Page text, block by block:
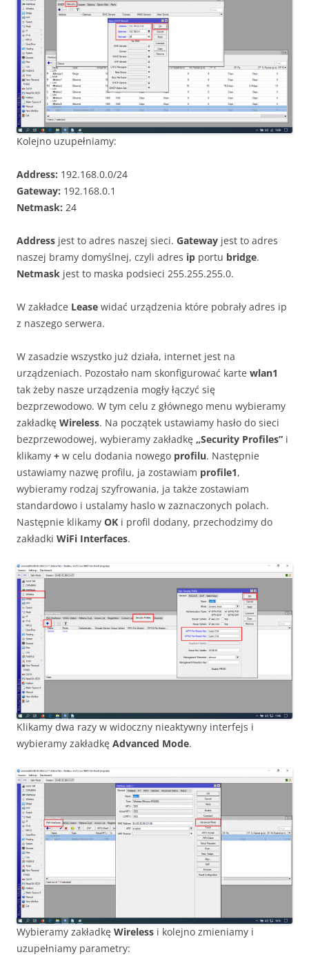
Kolejno uzupełniamy:
Address: 192.168.0.0/24
Gateway: 192.168.0.1
Netmask: 24
Address jest to adres naszej sieci. Gateway jest to adres
naszej bramy domyślnej, czyli adres ip portu bridge.
Netmask jest to maska podsieci 255.255.255.0.
W zakładce Lease widać urządzenia które pobrały adres ip
z naszego serwera.
W zasadzie wszystko już działa, internet jest na
urządzeniach. Pozostało nam skonfigurować karte wlan1
tak żeby nasze urządzenia mogły łączyć się
bezprzewodowo. W tym celu z głównego menu wybieramy
zakładkę Wireless. Na początek ustawiamy hasło do sieci
bezprzewodowej, wybieramy zakładkę „Security Profiles” i
klikamy + w celu dodania nowego profilu. Następnie
ustawiamy nazwę profilu, ja zostawiam profile1,
wybieramy rodzaj szyfrowania, ja także zostawiam
standardowo i ustalamy haslo w zaznaczonych polach.
Następnie klikamy OK i profil dodany, przechodzimy do
zakładki WiFi Interfaces.
Klikamy dwa razy w widoczny nieaktywny interfejs i
wybieramy zakładkę Advanced Mode.
Wybieramy zakładkę Wireless i kolejno zmieniamy i
uzupełniamy parametry: